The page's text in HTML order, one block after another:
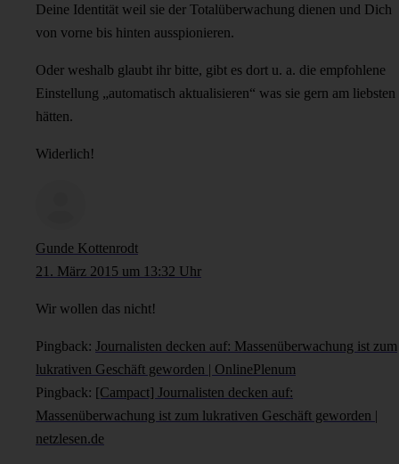
Deine Identität weil sie der Totalüberwachung dienen und Dich
von vorne bis hinten ausspionieren.
Oder weshalb glaubt ihr bitte, gibt es dort u. a. die empfohlene
Einstellung „automatisch aktualisieren“ was sie gern am liebsten
hätten.
Widerlich!
Gunde Kottenrodt
21. März 2015 um 13:32 Uhr
Wir wollen das nicht!
Pingback: Journalisten decken auf: Massenüberwachung ist zum
lukrativen Geschäft geworden | OnlinePlenum
Pingback: [Campact] Journalisten decken auf:
Massenüberwachung ist zum lukrativen Geschäft geworden |
netzlesen.de